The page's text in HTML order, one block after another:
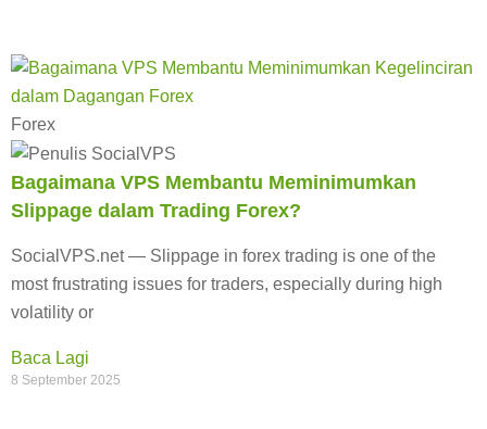
Forex
Bagaimana VPS Membantu Meminimumkan
Slippage dalam Trading Forex?
SocialVPS.net — Slippage in forex trading is one of the
most frustrating issues for traders, especially during high
volatility or
Baca Lagi
8 September 2025